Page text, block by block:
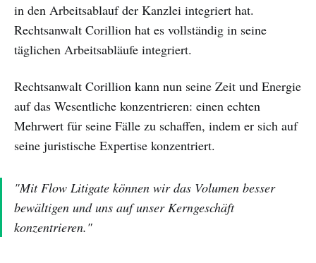
in den Arbeitsablauf der Kanzlei integriert hat.
Rechtsanwalt Corillion hat es vollständig in seine
täglichen Arbeitsabläufe integriert.
Rechtsanwalt Corillion kann nun seine Zeit und Energie
auf das Wesentliche konzentrieren: einen echten
Mehrwert für seine Fälle zu schaffen, indem er sich auf
seine juristische Expertise konzentriert.
"Mit Flow Litigate können wir das Volumen besser
bewältigen und uns auf unser Kerngeschäft
konzentrieren."